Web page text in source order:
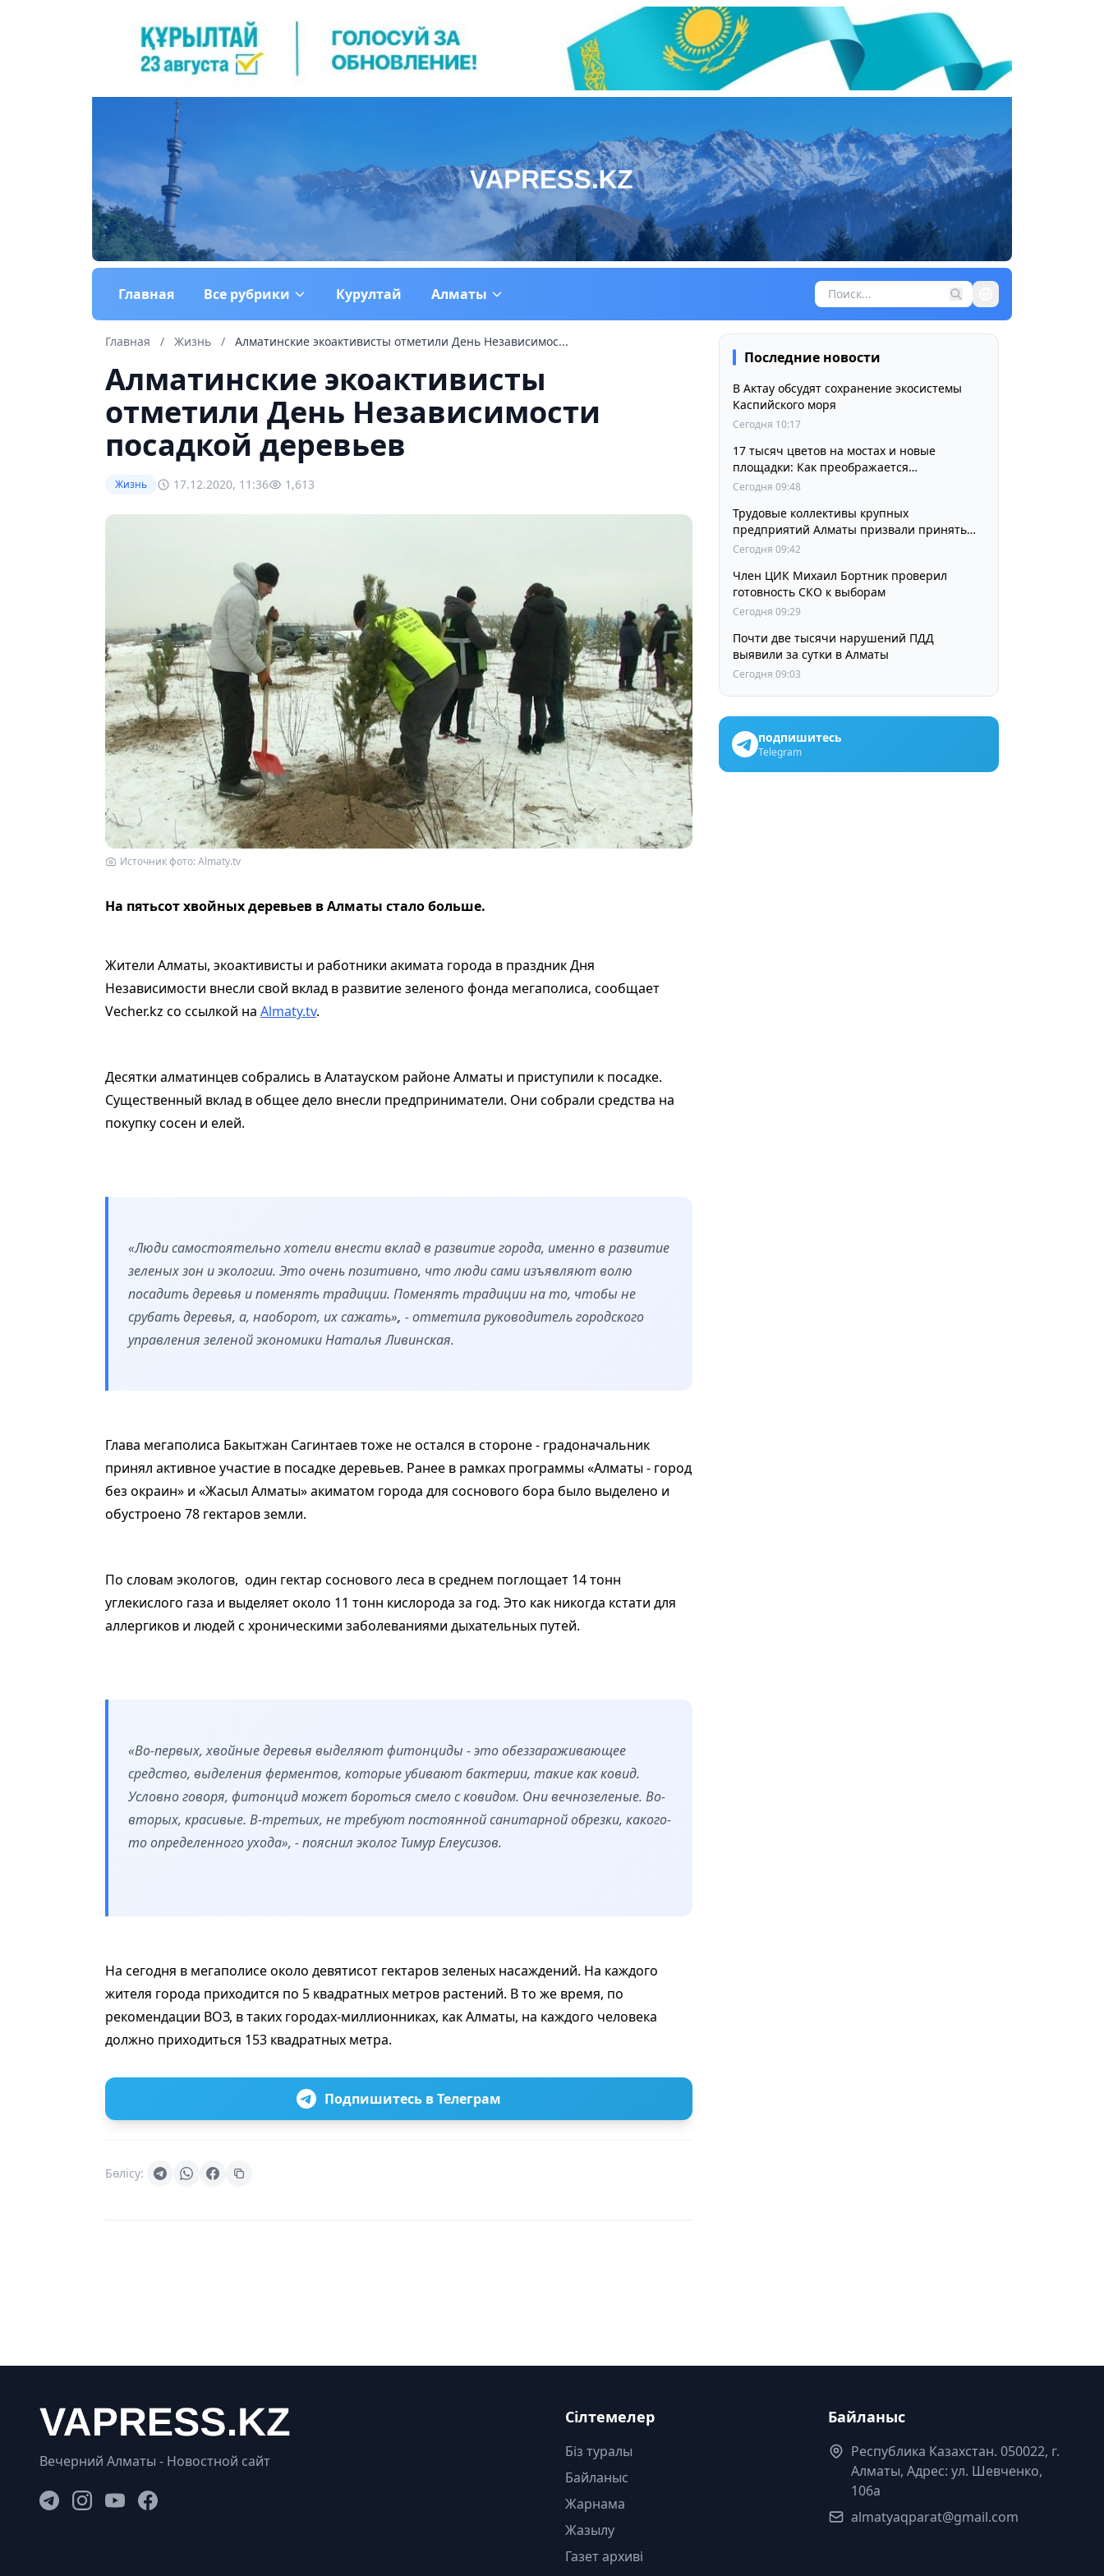
Главная Все рубрики Курултай Алматы
Главная / Жизнь / Алматинские экоактивисты отметили День Независимос...
Алматинские экоактивисты
отметили День Независимости
посадкой деревьев
Жизнь 17.12.2020, 11:36 1,613
Источник фото: Almaty.tv
На пятьсот хвойных деревьев в Алматы стало больше.
Жители Алматы, экоактивисты и работники акимата города в праздник Дня
Независимости внесли свой вклад в развитие зеленого фонда мегаполиса, сообщает
Vecher.kz со ссылкой на Almaty.tv.
Десятки алматинцев собрались в Алатауском районе Алматы и приступили к посадке.
Существенный вклад в общее дело внесли предприниматели. Они собрали средства на
покупку сосен и елей.
«Люди самостоятельно хотели внести вклад в развитие города, именно в развитие
зеленых зон и экологии. Это очень позитивно, что люди сами изъявляют волю
посадить деревья и поменять традиции. Поменять традиции на то, чтобы не
срубать деревья, а, наоборот, их сажать», - отметила руководитель городского
управления зеленой экономики Наталья Ливинская.
Глава мегаполиса Бакытжан Сагинтаев тоже не остался в стороне - градоначальник
принял активное участие в посадке деревьев. Ранее в рамках программы «Алматы - город
без окраин» и «Жасыл Алматы» акиматом города для соснового бора было выделено и
обустроено 78 гектаров земли.
По словам экологов, один гектар соснового леса в среднем поглощает 14 тонн
углекислого газа и выделяет около 11 тонн кислорода за год. Это как никогда кстати для
аллергиков и людей с хроническими заболеваниями дыхательных путей.
«Во-первых, хвойные деревья выделяют фитонциды - это обеззараживающее
средство, выделения ферментов, которые убивают бактерии, такие как ковид.
Условно говоря, фитонцид может бороться смело с ковидом. Они вечнозеленые. Во-
вторых, красивые. В-третьих, не требуют постоянной санитарной обрезки, какого-
то определенного ухода», - пояснил эколог Тимур Елеусизов.
На сегодня в мегаполисе около девятисот гектаров зеленых насаждений. На каждого
жителя города приходится по 5 квадратных метров растений. В то же время, по
рекомендации ВОЗ, в таких городах-миллионниках, как Алматы, на каждого человека
должно приходиться 153 квадратных метра.
Подпишитесь в Телеграм
Бөлісу:
Последние новости
В Актау обсудят сохранение экосистемы
Каспийского моря
Сегодня 10:17
17 тысяч цветов на мостах и новые
площадки: Как преображается
Наурызбайский район
Сегодня 09:48
Трудовые коллективы крупных
предприятий Алматы призвали принять
участие в выборах членов Курултая
Сегодня 09:42
Член ЦИК Михаил Бортник проверил
готовность СКО к выборам
Сегодня 09:29
Почти две тысячи нарушений ПДД
выявили за сутки в Алматы
Сегодня 09:03
подпишитесь
Telegram
Вечерний Алматы - Новостной сайт
Сілтемелер
Біз туралы
Байланыс
Жарнама
Жазылу
Газет архиві
Байланыс
Республика Казахстан. 050022, г.
Алматы, Адрес: ул. Шевченко,
106а
almatyaqparat@gmail.com